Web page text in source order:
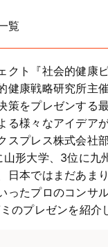
覧
クト『社会的健康
健康戦略研究所主
策をプレゼンする
る様々なアイデア
スプレス株式会社
形大学、3位に九
日本ではまだあま
ったプロのコンサ
のプレゼンを紹介